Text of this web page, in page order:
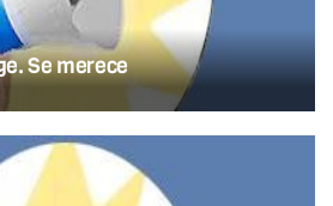
Se merece